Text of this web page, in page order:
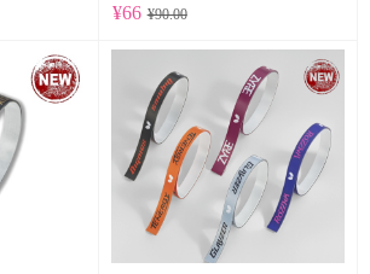
¥66 ¥90.00